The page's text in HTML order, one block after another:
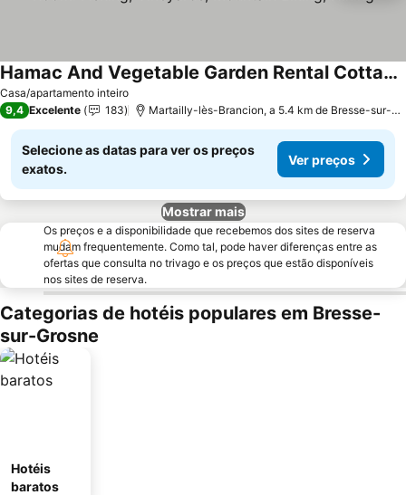
Casa/apartamento inteiro
Hamac And Vegetable Garden Rental Cottage And Guest Room: Fishing, Vineyards, Mountain Biking, Hiking
9,4 Excelente 183 Martailly-lès-Brancion, a 5.4 km de Bresse-sur-Grosne
Selecione as datas para ver os preços
exatos.
Ver preços
Mostrar mais
Os preços e a disponibilidade que recebemos dos sites de reserva
mudam frequentemente. Como tal, pode haver diferenças entre as
ofertas que consulta no trivago e os preços que estão disponíveis
nos sites de reserva.
Categorias de hotéis populares em Bresse-
sur-Grosne
Hotéis
baratos